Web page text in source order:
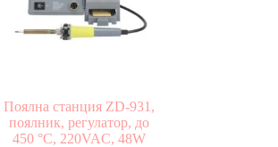
Поялна станция ZD-931,
поялник, регулатор, до
450 °C, 220VAC, 48W